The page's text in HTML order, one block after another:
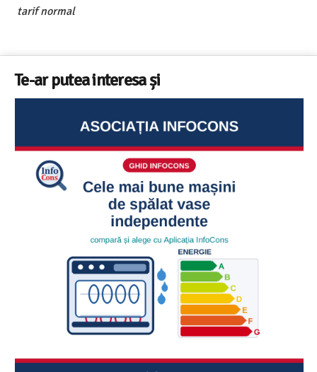
tarif normal
Te-ar putea interesa și
Ghid InfoCons – Cum sa alegi masina de spalat vase